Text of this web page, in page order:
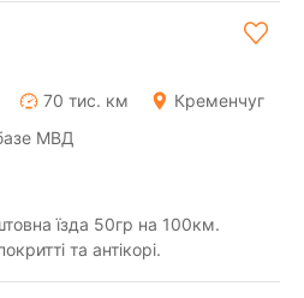
70 тис. км
Кременчуг
МВД
їзда 50гр на 100км.
та антікорі.